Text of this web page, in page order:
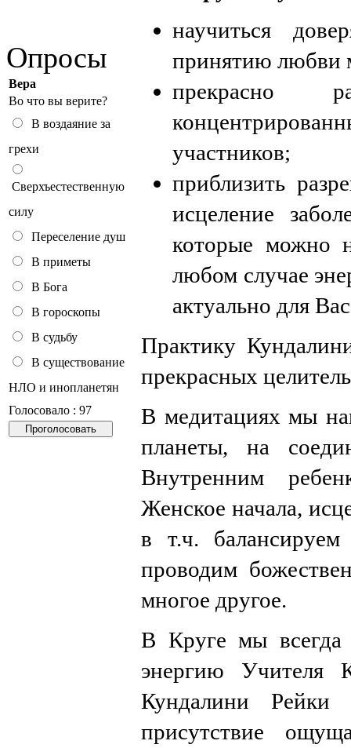
Опросы
Вера
Во что вы верите?
В воздаяние за
грехи
Сверхъестественную
силу
Переселение душ
В приметы
В Бога
В гороскопы
В судьбу
В существование
НЛО и инопланетян
Голосовало : 97
научиться
принятию любви
прекрасно
участников;
приблизить
исцеление
которые можно
любом случае
актуально для
Практику
прекрасных
В медитациях мы
планеты, на
Внутренним
Женское начала,
в т.ч.
проводим
многое другое.
В Круге мы всегда
энергию
Кундалини Рейки
присутствие